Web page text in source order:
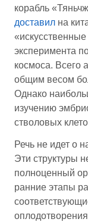
корабль
доставил на
эксперимента
космоса. Всего
общим весом
Однако
изучению
стволовых
Речь не идет о
Эти структуры
полноценный
ранние этапы